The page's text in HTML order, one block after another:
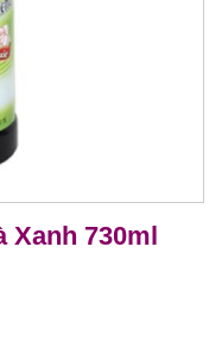
Xanh 730ml